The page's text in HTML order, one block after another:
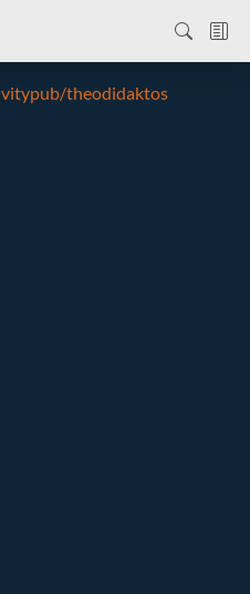
theodidaktos